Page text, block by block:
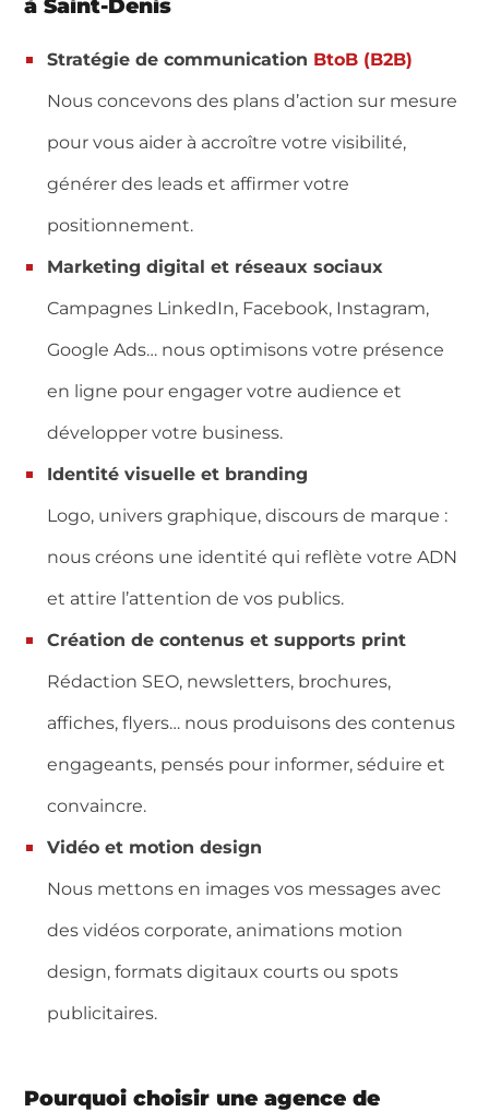
àSaint-Denis
Stratégie de communication BtoB (B2B)
Nous concevons des plans d’action sur mesure
pour vous aider à accroître votre visibilité,
générer des leads et affirmer votre
positionnement.
Marketing digital et réseaux sociaux
Campagnes LinkedIn, Facebook, Instagram,
Google Ads… nous optimisons votre présence
en ligne pour engager votre audience et
développer votre business.
Identité visuelle et branding
Logo, univers graphique, discours de marque :
nous créons une identité qui reflète votre ADN
et attire l’attention de vos publics.
Création de contenus et supports print
Rédaction SEO, newsletters, brochures,
affiches, flyers… nous produisons des contenus
engageants, pensés pour informer, séduire et
convaincre.
Vidéo et motion design
Nous mettons en images vos messages avec
des vidéos corporate, animations motion
design, formats digitaux courts ou spots
publicitaires.
Pourquoi choisir une agence de